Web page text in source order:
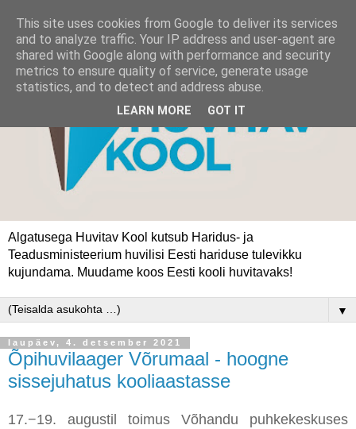
Algatusega Huvitav Kool kutsub Haridus- ja
Teadusministeerium huvilisi Eesti hariduse tulevikku
kujundama. Muudame koos Eesti kooli huvitavaks!
▼
laupäev, 4. detsember 2021
Õpihuvilaager Võrumaal - hoogne
sissejuhatus kooliaastasse
17.−19. augustil toimus Võhandu puhkekeskuses
This site uses cookies from Google to deliver its services
and to analyze traffic. Your IP address and user-agent are
shared with Google along with performance and security
metrics to ensure quality of service, generate usage
statistics, and to detect and address abuse.
LEARN MORE GOT IT